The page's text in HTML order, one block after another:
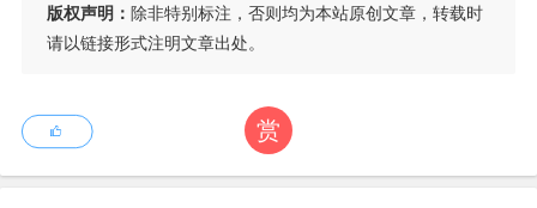
版权声明： 除非特别标注，否则均为本站原创文章，转载时
请以链接形式注明文章出处。
赏